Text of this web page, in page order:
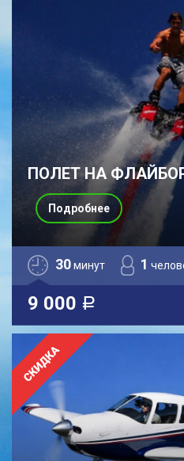
ПОЛЕТ НА
30минут 1
9 000 a
Подробнее